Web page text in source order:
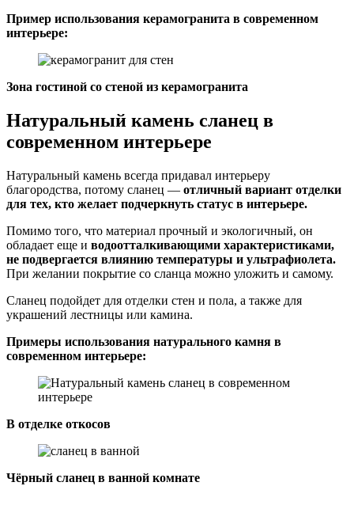
Пример использования керамогранита в современном
интерьере:
Зона гостиной со стеной из керамогранита
Натуральный камень сланец в
современном интерьере
Натуральный камень всегда придавал интерьеру
благородства, потому сланец — отличный вариант отделки
для тех, кто желает подчеркнуть статус в интерьере.
Помимо того, что материал прочный и экологичный, он
обладает еще и водоотталкивающими характеристиками,
не подвергается влиянию температуры и ультрафиолета.
При желании покрытие со сланца можно уложить и самому.
Сланец подойдет для отделки стен и пола, а также для
украшений лестницы или камина.
Примеры использования натурального камня в
современном интерьере:
В отделке откосов
Чёрный сланец в ванной комнате